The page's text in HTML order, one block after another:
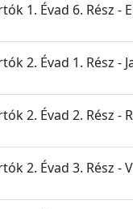
1. Évad 6. Rész -
2. Évad 1. Rész -
2. Évad 2. Rész -
2. Évad 3. Rész -